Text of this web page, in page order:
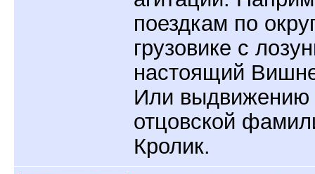
поездкам по
грузовике с
настоящий
Или выдвижению
отцовской
Кролик.